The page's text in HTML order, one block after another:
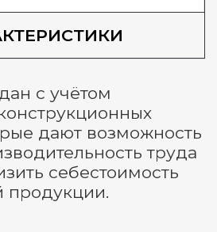
с учётом
дают возможность
труда
себестоимость
продукции.